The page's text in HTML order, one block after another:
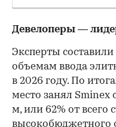
Девелоперы —
Эксперты
объемам ввода
в 2026 году. По
место занял Sminex
м, или 62% от всего
высокобюджетного